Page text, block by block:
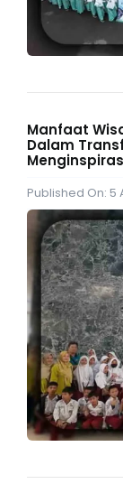
Manfaat
Dalam
Published On: 5